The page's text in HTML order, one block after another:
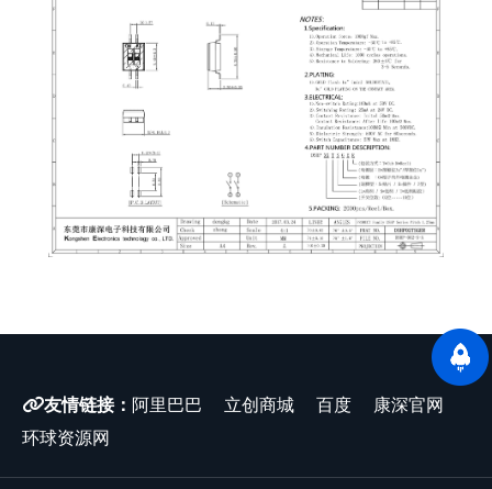
友情链接： 阿里巴巴 立创商城 百度
康深官网
环球资源网